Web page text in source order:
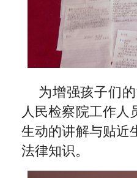
为增强孩子们
人民检察院工作人
生动的讲解与贴近
法律知识。